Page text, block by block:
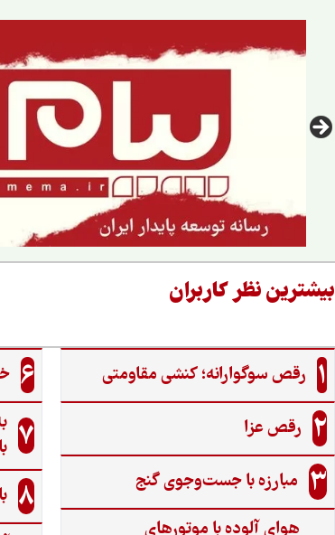
بیشترین نظر کاربران
1 رقص سوگوارانه؛ کنشی مقاومتی
2 رقص عزا
3 مبارزه با جست‌وجوی گنج‌
هوای آلوده با موتورهای
6
7
8